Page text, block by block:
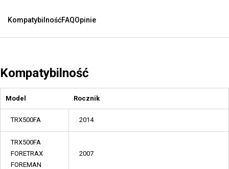
KompatybilnośćFAQOpinie
Kompatybilność
Model Rocznik
TRX500FA 2014
TRX500FA
FORETRAX
FOREMAN
2007